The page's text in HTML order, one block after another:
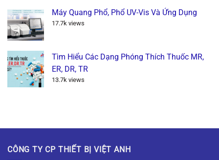
Máy Quang Phổ, Phổ UV-Vis Và Ứng Dụng
17.7k views
Tìm Hiểu Các Dạng Phóng Thích Thuốc MR,
ER, DR, TR
13.7k views
CÔNG TY CP THIẾT BỊ VIỆT ANH